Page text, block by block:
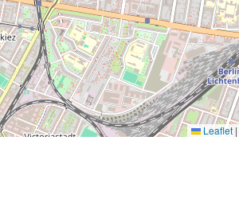
Leaflet |